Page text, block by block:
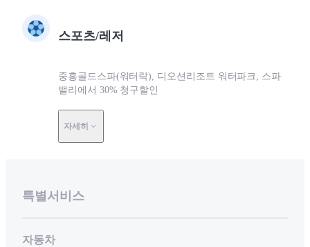
스포츠/레저
중흥골드스파(워터락), 디오션리조트 워터파크, 스파
밸리에서 30% 청구할인
자세히
특별서비스
자동차